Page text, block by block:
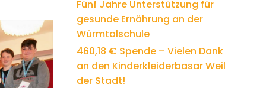
:Fünf Jahre Unterstützung für
gesunde Ernährung an der
Würmtalschule
460,18 € Spende – Vielen Dank
an den Kinderkleiderbasar Weil
der Stadt!